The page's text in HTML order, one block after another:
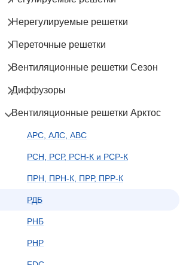
Нерегулируемые решетки
Переточные решетки
Вентиляционные решетки Сезон
Диффузоры
Вентиляционные решетки Арктос
АРС, АЛС, АВС
РСН, РСР, РСН-К и РСР-К
ПРН, ПРН-К, ПРР, ПРР-К
РДБ
РНБ
РНР